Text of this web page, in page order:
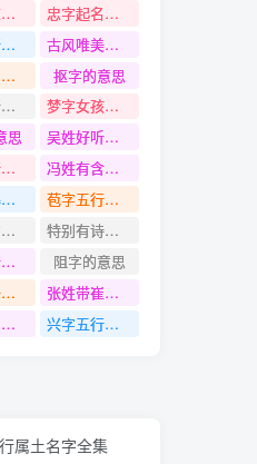
左姓最惊艳100分的名字
忠字起名寓意
痕字五行是什么
古风唯美生僻字的男孩名字
女孩有寓意清冷儒雅的名字
抠字的意思
见字五行是什么
梦字女孩名字大全
思
吴姓好听有韵味的名字
城字五行是什么
冯姓有含义独特好听的名字
好听到爆又有内涵的男孩名字
苞字五行是什么
带硫字的名字
特别有诗意有底蕴的女孩名字
贯字五行是什么
阻字的意思
眼眸干净清新的女孩名字
张姓带崔字名字
敛字起名寓意 兴字五行是什么
属土名字全集